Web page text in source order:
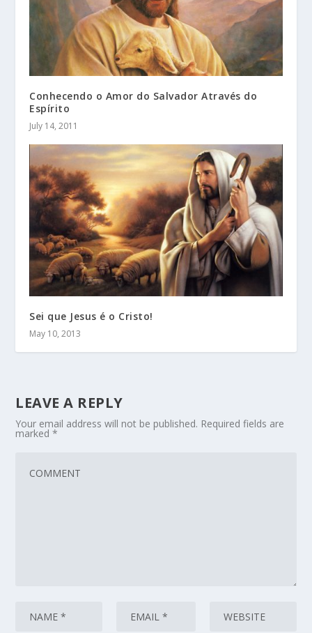
Conhecendo o Amor do Salvador Através do
Espírito
July 14, 2011
Sei que Jesus é o Cristo!
May 10, 2013
LEAVE A REPLY
Your email address will not be published. Required fields are
marked*